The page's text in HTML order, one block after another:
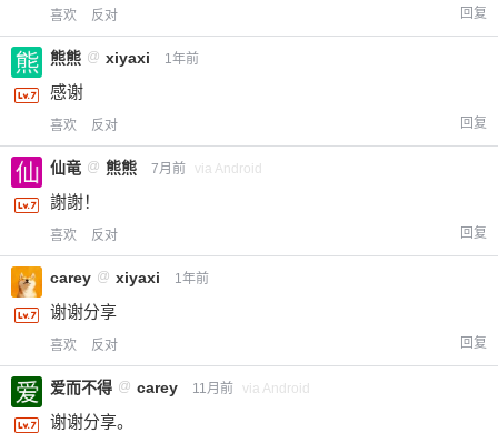
给-熊本熊-打赏
20 元
喜欢 反对 回复
熊熊 @ xiyaxi 1年前
感谢
喜欢 反对 回复
仙竜 @ 熊熊 7月前 via Android
謝謝！
喜欢 反对 回复
carey @ xiyaxi 1年前
谢谢分享
喜欢 反对 回复
爱而不得 @ carey 11月前 via Android
谢谢分享。
限。